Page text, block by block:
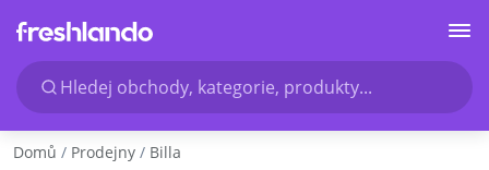
Hledej obchody, kategorie, produkty...
Domů Prodejny Billa